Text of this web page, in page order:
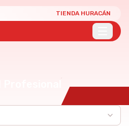
TIENDA HURACÁN